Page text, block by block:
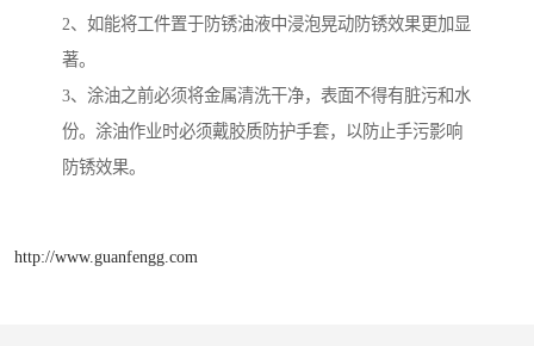
2、如能将工件置于防锈油液中浸泡晃动防锈效果更加显
著。
3、涂油之前必须将金属清洗干净，表面不得有脏污和水
份。涂油作业时必须戴胶质防护手套，以防止手污影响
防锈效果。
http://www.guanfengg.com